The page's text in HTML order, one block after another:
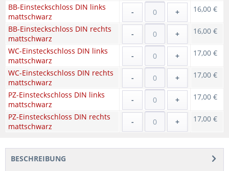
BB-Einsteckschloss DIN links
mattschwarz
- + 16,00 €
BB-Einsteckschloss DIN rechts
mattschwarz
- + 16,00 €
WC-Einsteckschloss DIN links
mattschwarz
- + 17,00 €
WC-Einsteckschloss DIN rechts
mattschwarz
- + 17,00 €
PZ-Einsteckschloss DIN links
mattschwarz
- + 17,00 €
PZ-Einsteckschloss DIN rechts
mattschwarz
- + 17,00 €
BESCHREIBUNG